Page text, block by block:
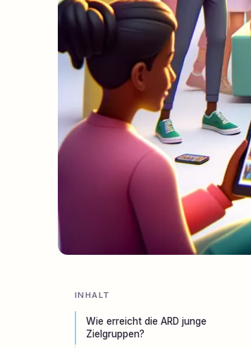
INHALT
Wie erreicht die ARD junge
Zielgruppen?